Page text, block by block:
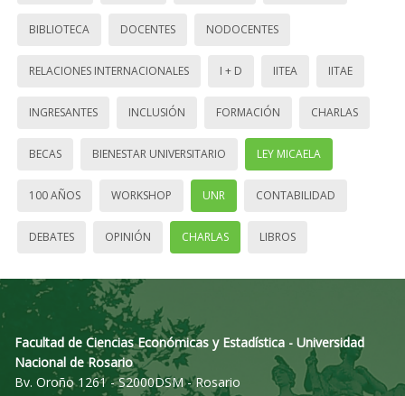
BIBLIOTECA DOCENTES NODOCENTES
RELACIONES INTERNACIONALES I + D IITEA IITAE
INGRESANTES INCLUSIÓN FORMACIÓN CHARLAS
BECAS BIENESTAR UNIVERSITARIO LEY MICAELA
100 AÑOS WORKSHOP UNR CONTABILIDAD
DEBATES OPINIÓN CHARLAS LIBROS
Facultad de Ciencias Económicas y Estadística - Universidad
Nacional de Rosario
Bv. Oroño 1261 - S2000DSM - Rosario